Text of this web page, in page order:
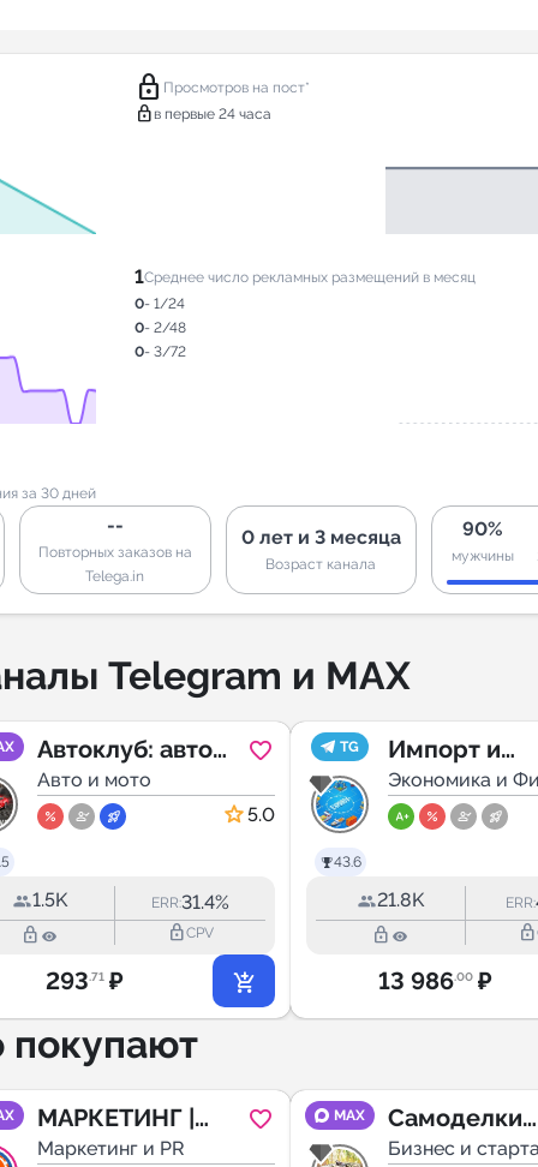
lock Просмотров на пост*
lock в первые 24 часа
1Среднее число рекламных размещений в месяц
0- 1/24
0- 2/48
0- 3/72
за 30 дней
--
Повторных заказов на
Telega.in
0 лет и 3 месяца
Возраст канала
90%
мужчины
Telegram и MAX
Автоклуб: авто
новости, ГИБДД,
водитель
Авто и мото
5.0
1.5K ERR:31.4%
lock_outline lock_outlineCPV
293.71 ₽
TG
43.6
Импорт и
Экспорт,
перевозки и
EXPORTV.ru
Экономика и
21.8K ERR:
lock_outline lock_outline
13 986.00 ₽
покупают
МАРКЕТИНГ |
БИЗНЕС |
Маркетинг и PR
MAX
Самоделки
трактора
Бизнес и